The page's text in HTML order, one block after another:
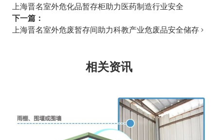
上海晋名室外危化品暂存柜助力医药制造行业安全
下一篇：
上海晋名室外危废暂存间助力科教产业危废品安全储存
相关资讯